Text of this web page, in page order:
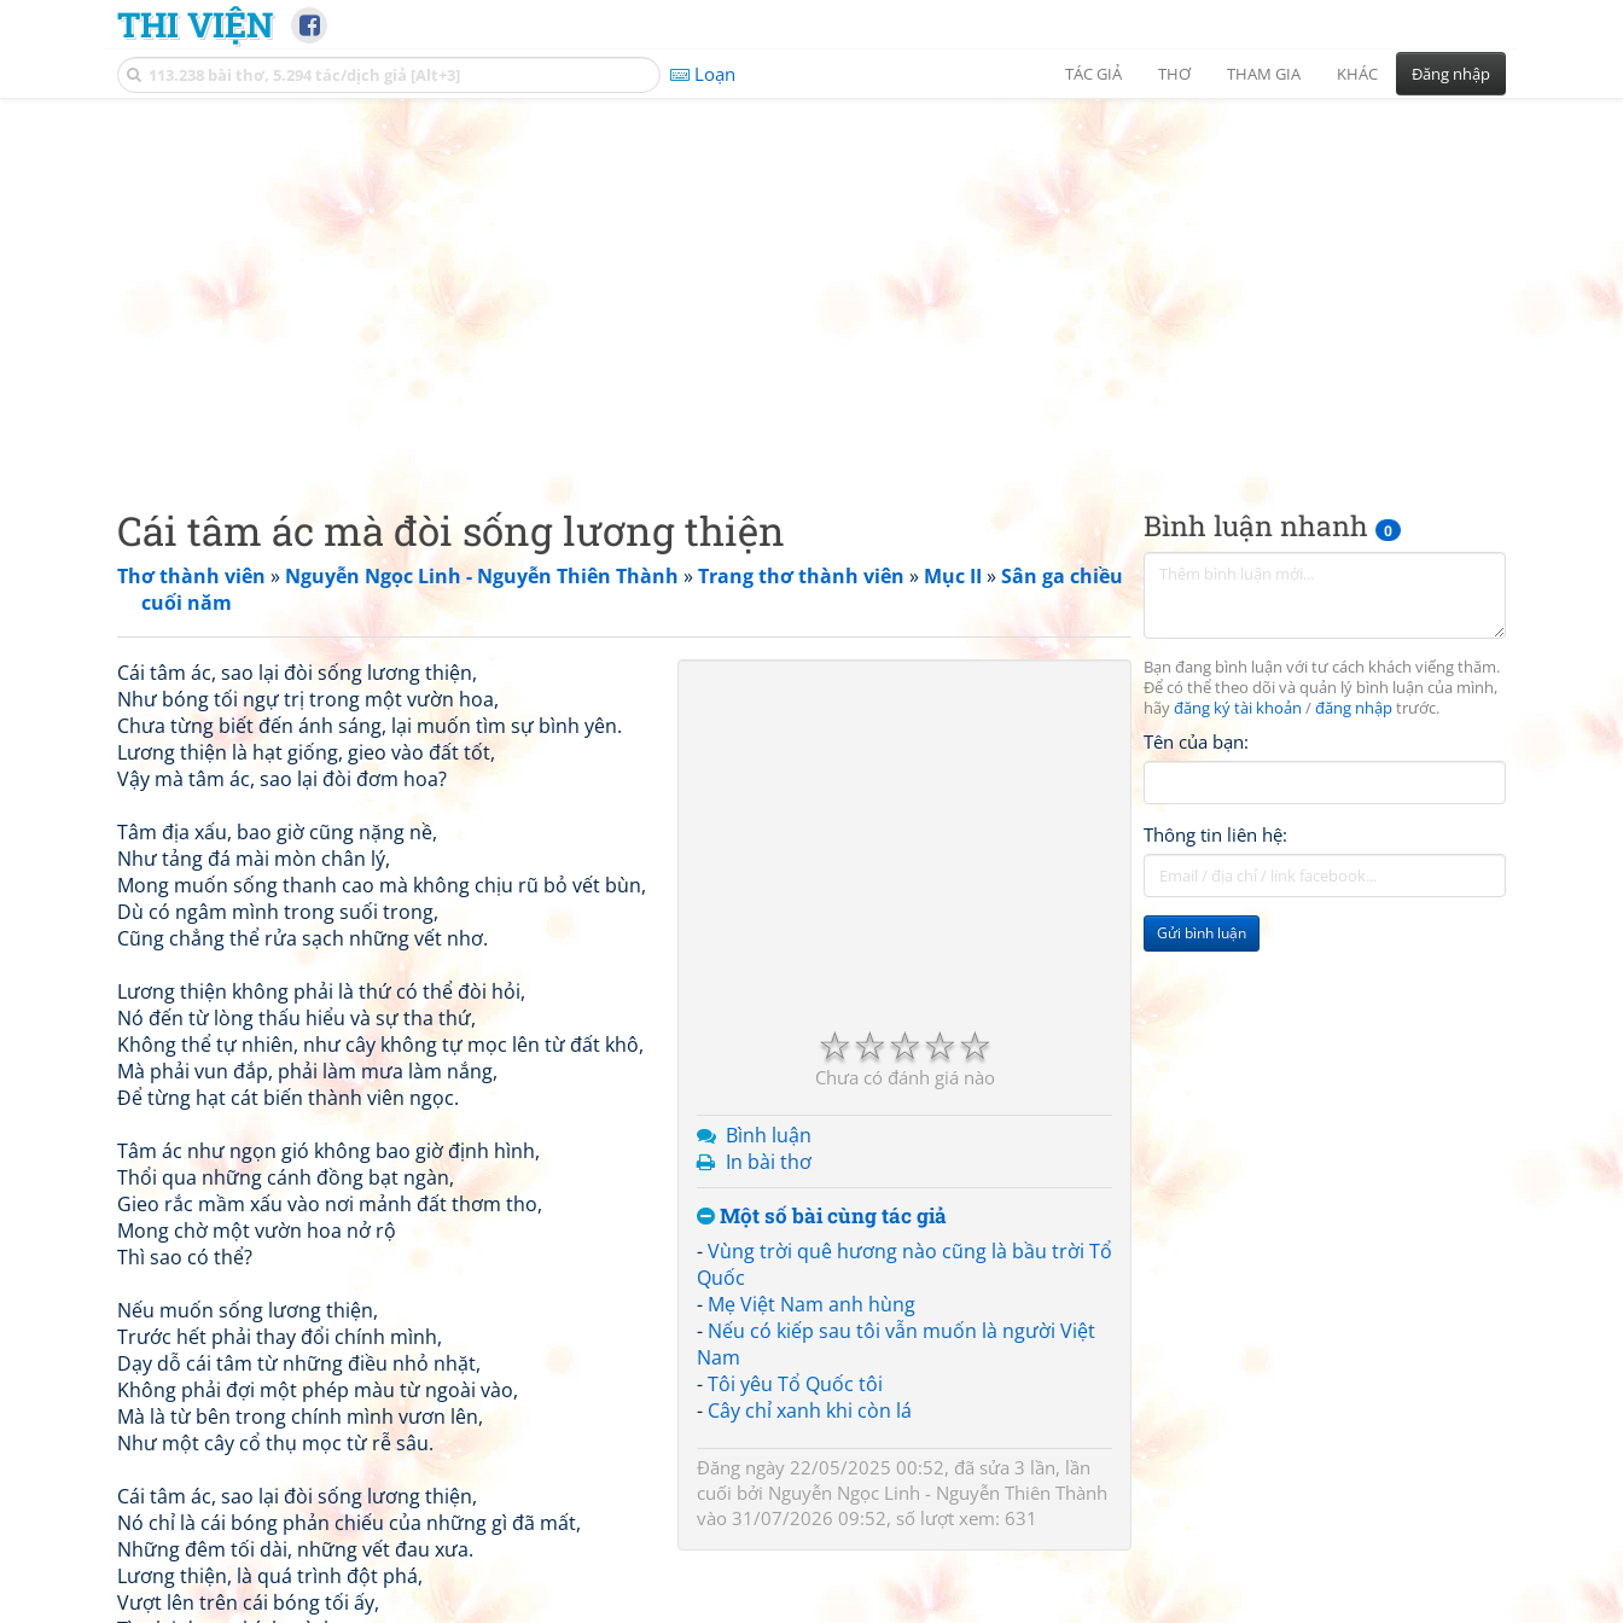
THI VIỆN
Loạn TÁC GIẢ THƠ THAM GIA KHÁC Đăng nhập
Bình luận nhanh 0
Bạn đang bình luận với tư cách khách viếng thăm.
Để có thể theo dõi và quản lý bình luận của mình,
hãyđăng ký tài khoản /đăng nhậptrước.
Tên của bạn:
Thông tin liên hệ:
Gửi bình luận
Cái tâm ác mà đòi sống lương thiện
Thơ thành viên » Nguyễn Ngọc Linh - Nguyễn Thiên Thành »Trang thơ thành viên » Mục II »Sân ga chiều
cuối năm
☆
☆
☆
☆
☆
Chưa có đánh giá nào
Bình luận
In bài thơ
Một số bài cùng tác giả
-Vùng trời quê hương nào cũng là bầu trời Tổ
Quốc
- Mẹ Việt Nam anh hùng
- Nếu có kiếp sau tôi vẫn muốn là người Việt
Nam
-Tôi yêu Tổ Quốc tôi
- Cây chỉ xanh khi còn lá
Đăng ngày 22/05/2025 00:52, đã sửa 3 lần, lần
cuối bởi Nguyễn Ngọc Linh - Nguyễn Thiên Thành
vào 31/07/2026 09:52, số lượt xem: 631
Cái tâm ác, sao lại đòi sống lương thiện,
Như bóng tối ngự trị trong một vườn hoa,
Chưa từng biết đến ánh sáng, lại muốn tìm sự bình yên.
Lương thiện là hạt giống, gieo vào đất tốt,
Vậy mà tâm ác, sao lại đòi đơm hoa?
Tâm địa xấu, bao giờ cũng nặng nề,
Như tảng đá mài mòn chân lý,
Mong muốn sống thanh cao mà không chịu rũ bỏ vết bùn,
Dù có ngâm mình trong suối trong,
Cũng chẳng thể rửa sạch những vết nhơ.
Lương thiện không phải là thứ có thể đòi hỏi,
Nó đến từ lòng thấu hiểu và sự tha thứ,
Không thể tự nhiên, như cây không tự mọc lên từ đất khô,
Mà phải vun đắp, phải làm mưa làm nắng,
Để từng hạt cát biến thành viên ngọc.
Tâm ác như ngọn gió không bao giờ định hình,
Thổi qua những cánh đồng bạt ngàn,
Gieo rắc mầm xấu vào nơi mảnh đất thơm tho,
Mong chờ một vườn hoa nở rộ
Thì sao có thể?
Nếu muốn sống lương thiện,
Trước hết phải thay đổi chính mình,
Dạy dỗ cái tâm từ những điều nhỏ nhặt,
Không phải đợi một phép màu từ ngoài vào,
Mà là từ bên trong chính mình vươn lên,
Như một cây cổ thụ mọc từ rễ sâu.
Cái tâm ác, sao lại đòi sống lương thiện,
Nó chỉ là cái bóng phản chiếu của những gì đã mất,
Những đêm tối dài, những vết đau xưa.
Lương thiện, là quá trình đột phá,
Vượt lên trên cái bóng tối ấy,